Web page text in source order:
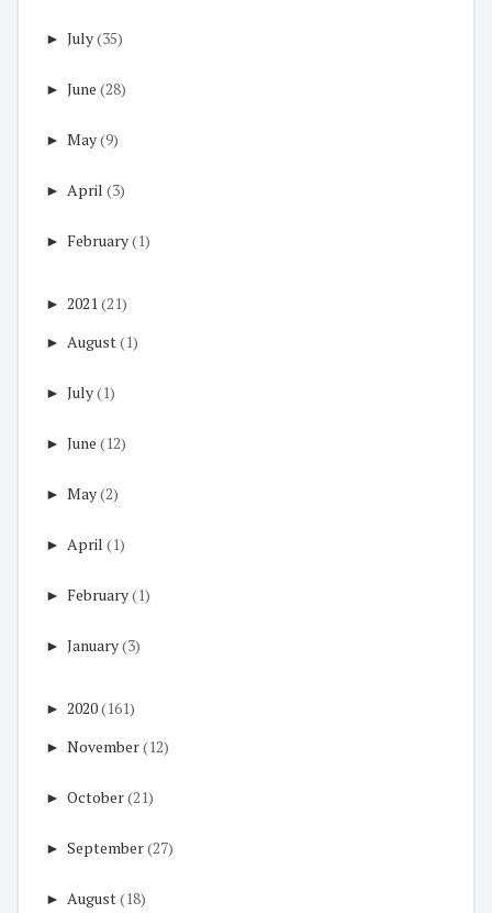
► July(35)
► June (28)
► May(9)
► April (3)
► February(1)
► 2021 (21)
► August(1)
► July(1)
► June (12)
► May(2)
► April (1)
► February(1)
► January(3)
► 2020(161)
► November(12)
► October(21)
► September(27)
► August(18)